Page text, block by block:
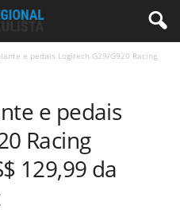
e pedais Logitech G29/G920 Racing
e pedais
Racing
129,99 da